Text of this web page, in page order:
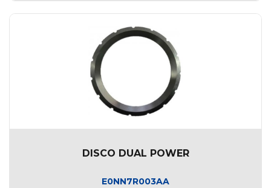
DISCO DUAL POWER
E0NN7R003AA